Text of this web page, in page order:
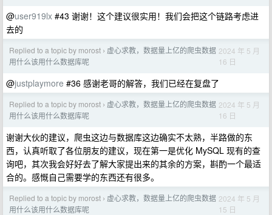
@user919lx #43 谢谢！这个建议很实用！我们会把这个链路考虑进
去的
Replied to a topic by morost › 虚心求教，数据量上亿的爬虫数据
用什么该用什么数据库呢
2024 年 5 月
16 日
@justplaymore #36 感谢老哥的解答，我们已经在复盘了
Replied to a topic by morost › 虚心求教，数据量上亿的爬虫数据
用什么该用什么数据库呢
2024 年 5 月
16 日
谢谢大伙的建议，爬虫这边与数据库这边确实不太熟，半路做的东
西，认真听取了各位朋友的建议，现在第一是优化 MySQL 现有的查
询吧，其次我会好好去了解大家提出来的其余的方案，斟酌一个最适
合的。感慨自己需要学的东西还有很多。
Replied to a topic by morost › 虚心求教，数据量上亿的爬虫数据
用什么该用什么数据库呢
2024 年 5 月
15 日